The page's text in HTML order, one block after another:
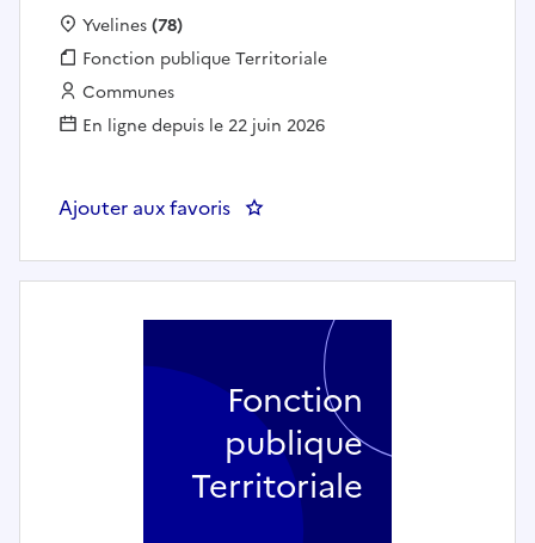
Localisation :
Yvelines(78)
Fonction publique :
Fonction publique Territoriale
Employeur :
Communes
En ligne depuis le 22 juin 2026
Ajouter aux favoris : Un(e) Coordinateur/trice du
Fonction
publique
Territoriale